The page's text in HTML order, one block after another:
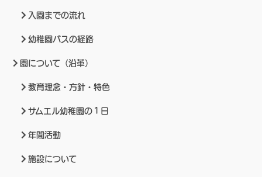
入園までの流れ
幼稚園バスの経路
園について（沿革）
教育理念・方針・特色
サムエル幼稚園の１日
年間活動
施設について